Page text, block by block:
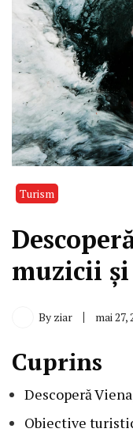
Turism
muzicii
By ziar mai 27,
Cuprins
Descoperă
Obiective